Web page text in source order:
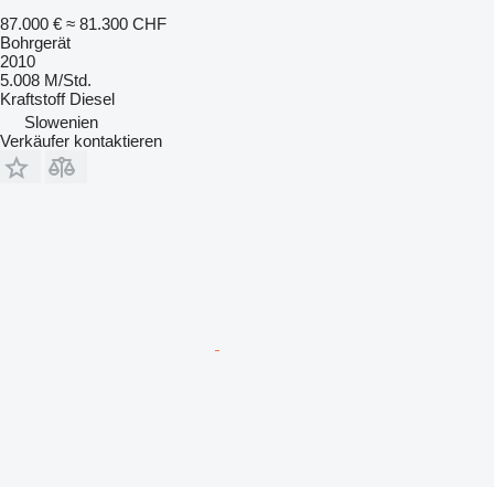
87.000 € ≈ 81.300 CHF
Bohrgerät
2010
5.008 M/Std.
Kraftstoff Diesel
Slowenien
Verkäufer kontaktieren